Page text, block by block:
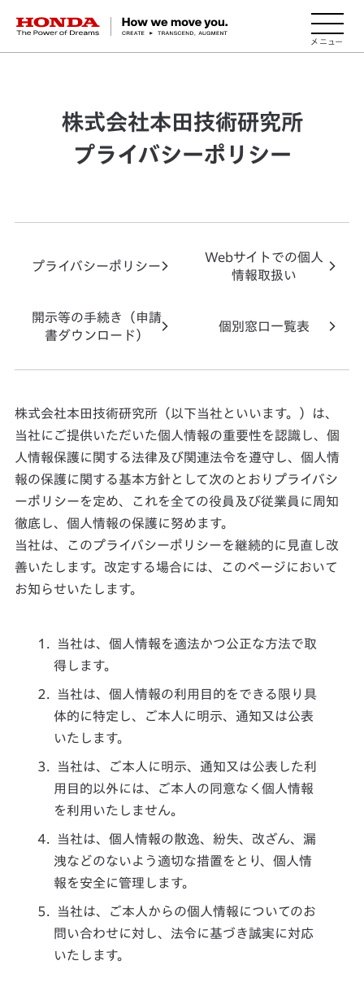
HONDA The Power of Dreams
株式会社本田技術研究所
プライバシーポリシー
プライバシーポリシー
Webサイトでの個人
情報取扱い
開示等の手続き（申請
書ダウンロード）
個別窓口一覧表
株式会社本田技術研究所（以下当社といいます。）は、
当社にご提供いただいた個人情報の重要性を認識し、個
人情報保護に関する法律及び関連法令を遵守し、個人情
報の保護に関する基本方針として次のとおりプライバシ
ーポリシーを定め、これを全ての役員及び従業員に周知
徹底し、個人情報の保護に努めます。
当社は、このプライバシーポリシーを継続的に見直し改
善いたします。改定する場合には、このページにおいて
お知らせいたします。
当社は、個人情報を適法かつ公正な方法で取
得します。
当社は、個人情報の利用目的をできる限り具
体的に特定し、ご本人に明示、通知又は公表
いたします。
当社は、ご本人に明示、通知又は公表した利
用目的以外には、ご本人の同意なく個人情報
を利用いたしません。
当社は、個人情報の散逸、紛失、改ざん、漏
洩などのないよう適切な措置をとり、個人情
報を安全に管理します。
当社は、ご本人からの個人情報についてのお
問い合わせに対し、法令に基づき誠実に対応
いたします。